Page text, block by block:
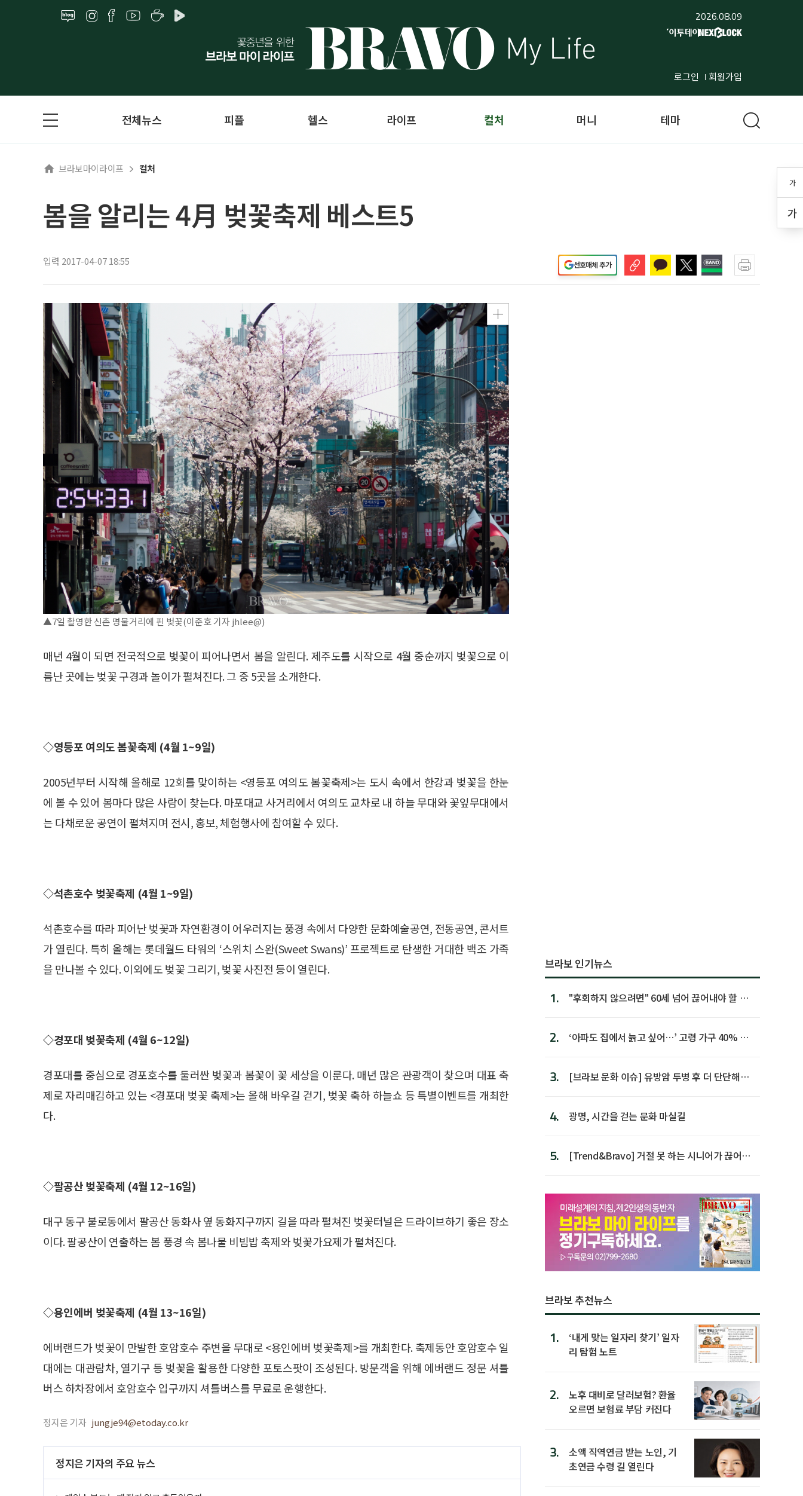
2026.08.09
로그인 회원가입
가
가
전체뉴스 피플 헬스 라이프 컬처 머니 테마
브라보마이라이프 컬처
봄을 알리는 4月 벚꽃축제 베스트5
입력 2017-04-07 18:55 선호매체 추가
▲7일 촬영한 신촌 명물거리에 핀 벚꽃(이준호 기자 jhlee@)
매년 4월이 되면 전국적으로 벚꽃이 피어나면서 봄을 알린다. 제주도를 시작으로 4월 중순까지 벚꽃으로 이
름난 곳에는 벚꽃 구경과 놀이가 펼쳐진다. 그 중 5곳을 소개한다.
◇영등포 여의도 봄꽃축제 (4월 1~9일)
2005년부터 시작해 올해로 12회를 맞이하는 <영등포 여의도 봄꽃축제>는 도시 속에서 한강과 벚꽃을 한눈
에 볼 수 있어 봄마다 많은 사람이 찾는다. 마포대교 사거리에서 여의도 교차로 내 하늘 무대와 꽃잎무대에서
는 다채로운 공연이 펼쳐지며 전시, 홍보, 체험행사에 참여할 수 있다.
◇석촌호수 벚꽃축제 (4월 1~9일)
석촌호수를 따라 피어난 벚꽃과 자연환경이 어우러지는 풍경 속에서 다양한 문화예술공연, 전통공연, 콘서트
가 열린다. 특히 올해는 롯데월드 타워의 ‘스위치 스완(Sweet Swans)’ 프로젝트로 탄생한 거대한 백조 가족
을 만나볼 수 있다. 이외에도 벚꽃 그리기, 벚꽃 사진전 등이 열린다.
◇경포대 벚꽃축제 (4월 6~12일)
경포대를 중심으로 경포호수를 둘러싼 벚꽃과 봄꽃이 꽃 세상을 이룬다. 매년 많은 관광객이 찾으며 대표 축
제로 자리매김하고 있는 <경포대 벚꽃 축제>는 올해 바우길 걷기, 벚꽃 축하 하늘쇼 등 특별이벤트를 개최한
다.
◇팔공산 벚꽃축제 (4월 12~16일)
대구 동구 불로동에서 팔공산 동화사 옆 동화지구까지 길을 따라 펼쳐진 벚꽃터널은 드라이브하기 좋은 장소
이다. 팔공산이 연출하는 봄 풍경 속 봄나물 비빔밥 축제와 벚꽃가요제가 펼쳐진다.
◇용인에버 벚꽃축제 (4월 13~16일)
에버랜드가 벚꽃이 만발한 호암호수 주변을 무대로 <용인에버 벚꽃축제>를 개최한다. 축제동안 호암호수 일
대에는 대관람차, 열기구 등 벚꽃을 활용한 다양한 포토스팟이 조성된다. 방문객을 위해 에버랜드 정문 셔틀
버스 하차장에서 호암호수 입구까지 셔틀버스를 무료로 운행한다.
정지은 기자 jungje94@etoday.co.kr
정지은 기자의 주요 뉴스
브라보 인기뉴스
1.
"후회하지 않으려면" 60세 넘어 끊어내야 할 사
2.
‘아파도 집에서 늙고 싶어…’ 고령 가구 40% 노
3.
[브라보 문화 이슈] 유방암 투병 후 더 단단해진
4. 광명, 시간을 걷는 문화 마실길
5.
[Trend&Bravo] 거절 못 하는 시니어가 끊어야
브라보 추천뉴스
1.
‘내게 맞는 일자리 찾기’ 일자
리 탐험 노트
2.
노후 대비로 달러보험? 환율
오르면 보험료 부담 커진다
3.
소액 직역연금 받는 노인, 기
초연금 수령 길 열린다